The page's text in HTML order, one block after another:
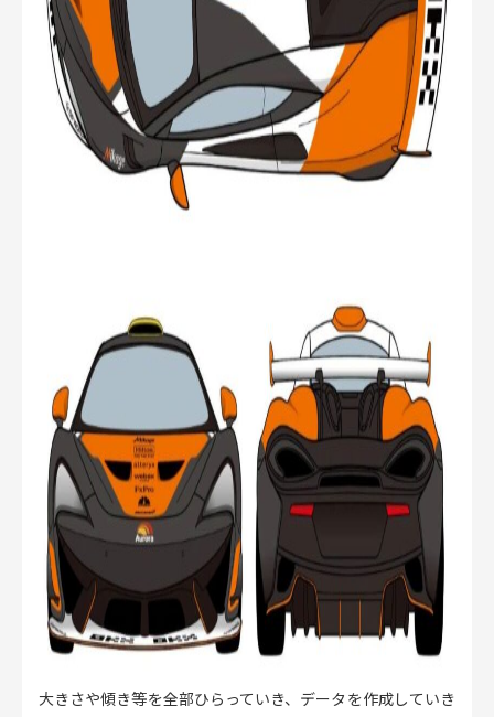
大きさや傾き等を全部ひらっていき、データを作成していき